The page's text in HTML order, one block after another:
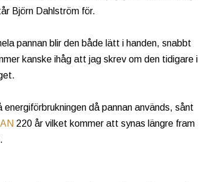
Björn Dahlström för.
pannan blir den både lätt i handen, snabbt
kanske ihåg att jag skrev om den tidigare i
då pannan används, sånt
220 år vilket kommer att synas längre fram